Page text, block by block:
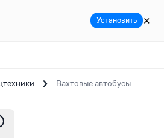
Вахтовые автобусы
Установить ✕